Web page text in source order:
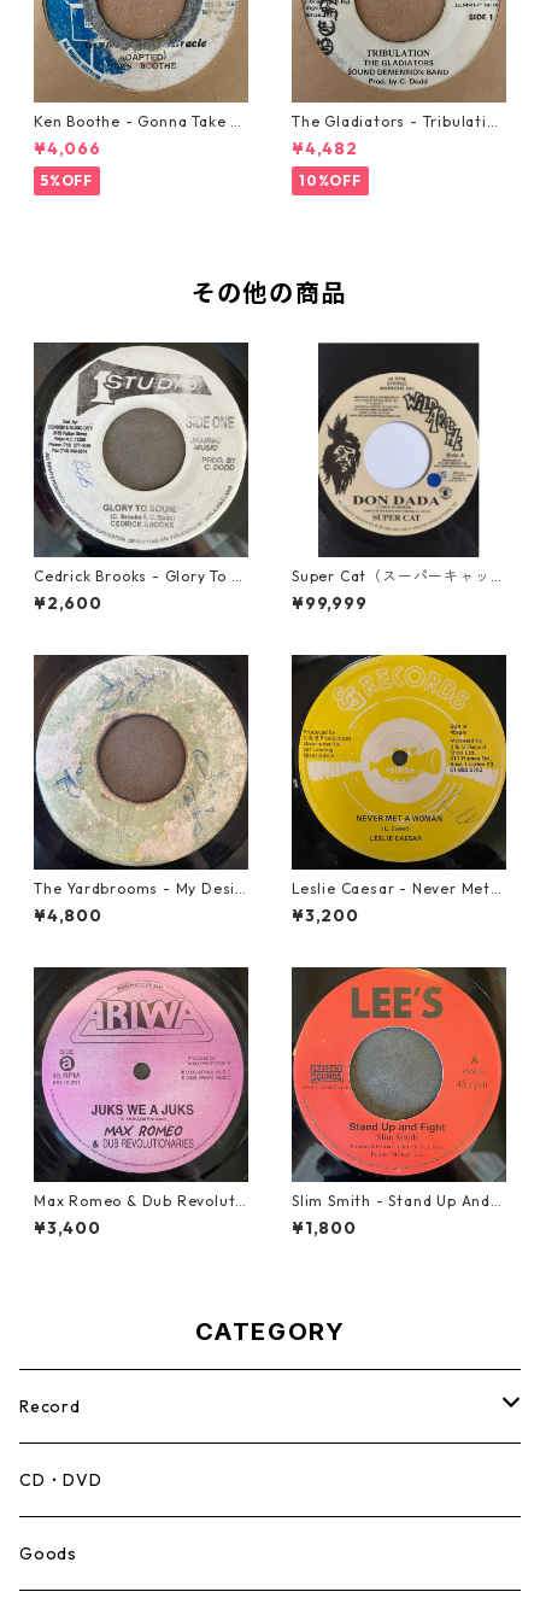
Ken Boothe - Gonna Take A
Miracle【7-21362】
¥4,066
5%OFF
The Gladiators - Tribulation
【7-21365】
¥4,482
10%OFF
その他の商品
Cedrick Brooks - Glory To S
ounds【7-21786】
¥2,600
Super Cat（スーパーキャッ
ト） - Don Dada【7inch】
¥99,999
The Yardbrooms - My Desir
e【7-21922】
¥4,800
Leslie Caesar - Never Met A
Woman【12-50067】
¥3,200
Max Romeo & Dub Revoluti
onaries - Juks We A Juks【1
0-90000】
¥3,400
Slim Smith - Stand Up And F
ight 【7-21832】
¥1,800
CATEGORY
Record
Mento,Calypso,Ballad
Ska
CD・DVD
Goods